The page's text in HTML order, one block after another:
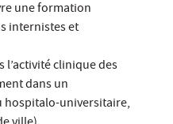
une formation
internistes et
l’activité clinique des
dans un
universitaire,